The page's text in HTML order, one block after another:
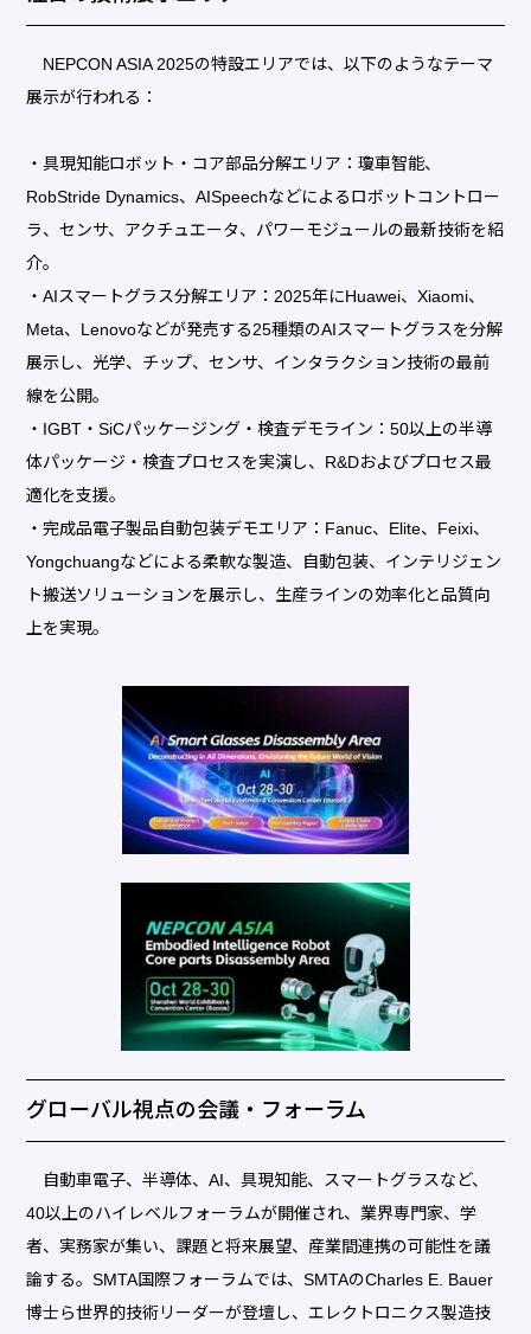
NEPCON ASIA 2025の特設エリアでは、以下のようなテーマ
展示が行われる：
・具現知能ロボット・コア部品分解エリア：瓊車智能、
RobStride Dynamics、AISpeechなどによるロボットコントロー
ラ、センサ、アクチュエータ、パワーモジュールの最新技術を紹
介。
・AIスマートグラス分解エリア：2025年にHuawei、Xiaomi、
Meta、Lenovoなどが発売する25種類のAIスマートグラスを分解
展示し、光学、チップ、センサ、インタラクション技術の最前
線を公開。
・IGBT・SiCパッケージング・検査デモライン：50以上の半導
体パッケージ・検査プロセスを実演し、R&Dおよびプロセス最
適化を支援。
・完成品電子製品自動包装デモエリア：Fanuc、Elite、Feixi、
Yongchuangなどによる柔軟な製造、自動包装、インテリジェン
ト搬送ソリューションを展示し、生産ラインの効率化と品質向
上を実現。
グローバル視点の会議・フォーラム
自動車電子、半導体、AI、具現知能、スマートグラスなど、
40以上のハイレベルフォーラムが開催され、業界専門家、学
者、実務家が集い、課題と将来展望、産業間連携の可能性を議
論する。SMTA国際フォーラムでは、SMTAのCharles E. Bauer
博士ら世界的技術リーダーが登壇し、エレクトロニクス製造技